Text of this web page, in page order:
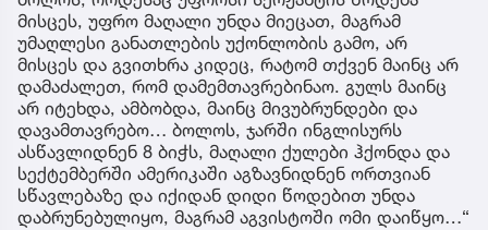
მისცეს, უფრო მაღალი უნდა მიეცათ, მაგრამ
უმაღლესი განათლების უქონლობის გამო, არ
მისცეს და გვითხრა კიდეც, რატომ თქვენ მაინც არ
დამაძალეთ, რომ დამემთავრებინაო. გულს მაინც
არ იტეხდა, ამბობდა, მაინც მივუბრუნდები და
დავამთავრებო… ბოლოს, ჯარში ინგლისურს
ასწავლიდნენ 8 ბიჭს, მაღალი ქულები ჰქონდა და
სექტემბერში ამერიკაში აგზავნიდნენ ორთვიან
სწავლებაზე და იქიდან დიდი წოდებით უნდა
დაბრუნებულიყო, მაგრამ აგვისტოში ომი დაიწყო…“